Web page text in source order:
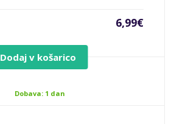
6,99€
Dodaj v košarico
Dobava: 1 dan